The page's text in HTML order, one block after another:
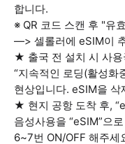
합니다.
※ QR 코드 스캔 후 "유
—> 셀롤러에 eSIM이
★ 출국 전 설치 시 사용
“지속적인 로딩(활성화
현상입니다. eSIM을 삭
★ 현지 공항 도착 후,
음성사용을 “eSIM”으
6~7번 ON/OFF 해주세